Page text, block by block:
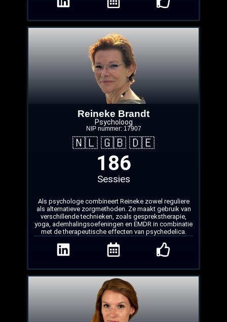
Reineke Brandt
Psycholoog
NIP nummer: 17907
🇳🇱 🇬🇧 🇩🇪
Sessies
186
Als psychologe combineert Reineke zowel reguliere
als alternatieve zorgmethoden. Ze maakt gebruik van
verschillende technieken, zoals gesprekstherapie,
yoga, ademhalingsoefeningen en EMDR in combinatie
met de therapeutische effecten van psychedelica.